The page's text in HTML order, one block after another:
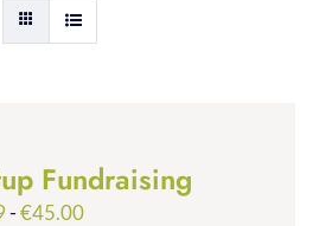
Fundraising
-€45.00Fascia